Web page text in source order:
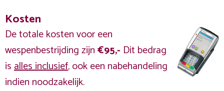
Kosten
De totale kosten voor een
wespenbestrijding zijn€95,- Dit bedrag
isalles inclusief, ook een nabehandeling
indien noodzakelijk.